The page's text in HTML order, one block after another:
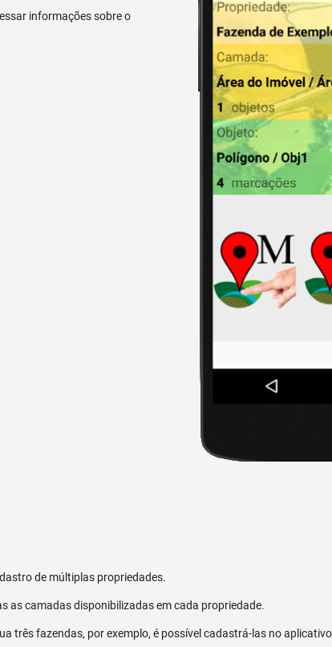
informações sobre o
de múltiplas propriedades.
as camadas disponibilizadas em cada propriedade.
três fazendas, por exemplo, é possível cadastrá-las no